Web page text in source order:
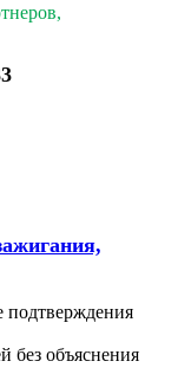
подтверждения
без объяснения